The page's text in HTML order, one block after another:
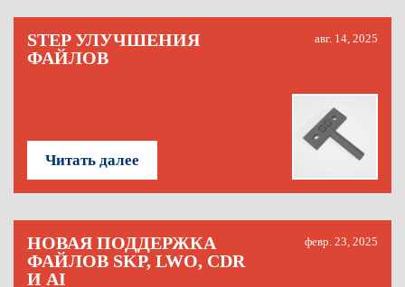
STEP УЛУЧШЕНИЯ
ФАЙЛОВ
авг. 14, 2025
Читать далее
НОВАЯ ПОДДЕРЖКА
ФАЙЛОВ SKP, LWO, CDR
И AI
февр. 23, 2025